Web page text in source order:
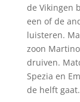
de Vikingen
een of de
luisteren.
zoon
druiven.
Spezia en
de helft gaat.